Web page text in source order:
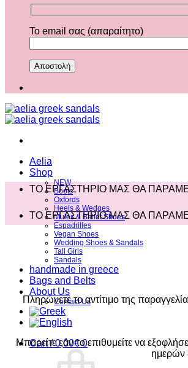
Το email σας (απαραίτητο)
Aelia
Shop
NEW
Boots
Oxfords
Heels & Wedges
Mules & Ballet Shoes
Espadrilles
Vegan Shoes
Wedding Shoes & Sandals
Tall Girls
Sandals
handmade in greece
Bags and Belts
About Us
Contact Us
Cart /0,00€ 0
ΤΟ ΕΡΓΑΣΤΗΡΙΟ ΜΑΣ ΘΑ
ΤΟ ΕΡΓΑΣΤΗΡΙΟ ΜΑΣ ΘΑ
Πληρώνετε το αντίτιμο της
Μπορείτε εάν το επιθυμείτε να
ημερών